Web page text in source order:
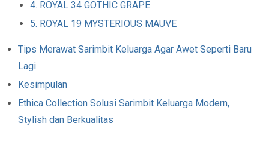
4. ROYAL 34 GOTHIC GRAPE
5. ROYAL 19 MYSTERIOUS MAUVE
Tips Merawat Sarimbit Keluarga Agar Awet Seperti Baru
Lagi
Kesimpulan
Ethica Collection Solusi Sarimbit Keluarga Modern,
Stylish dan Berkualitas